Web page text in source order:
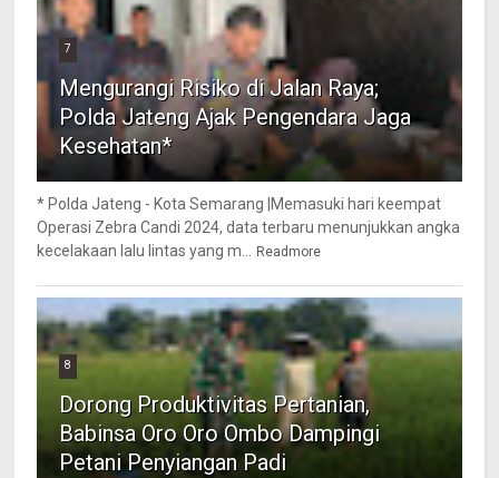
7
Mengurangi Risiko di Jalan Raya;
Polda Jateng Ajak Pengendara Jaga
Kesehatan*
* Polda Jateng - Kota Semarang |Memasuki hari keempat
Operasi Zebra Candi 2024, data terbaru menunjukkan angka
kecelakaan lalu lintas yang m...
Readmore
8
Dorong Produktivitas Pertanian,
Babinsa Oro Oro Ombo Dampingi
Petani Penyiangan Padi